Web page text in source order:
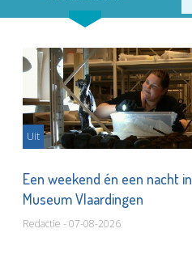
Uit
Een weekend én een nacht in
Museum Vlaardingen
Redactie - 07-08-2026